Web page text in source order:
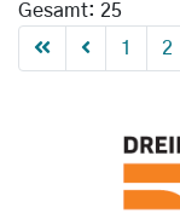
Gesamt: 25
1
2